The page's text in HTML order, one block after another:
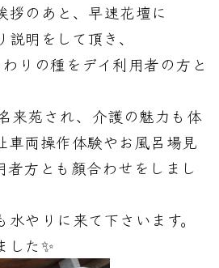
拶のあと、早速花壇に
説明をして頂き、
りの種をデイ利用者の方と
来苑され、介護の魅力も 体
車両操作体験やお風呂場見
者方とも顔合わせをしまし
やりに来て下さいます。
した✨